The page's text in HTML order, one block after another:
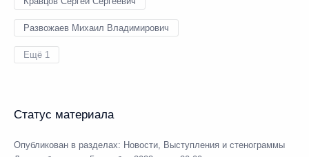
Развожаев Михаил Владимирович
Ещё 1
Статус материала
Опубликован в разделах: Новости, Выступления и стенограммы